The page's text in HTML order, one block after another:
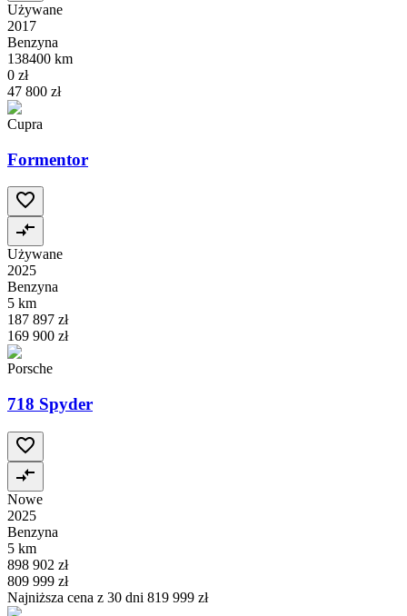
Używane
2017
Benzyna
138400 km
0 zł
47 800 zł
Cupra
Formentor
Używane
2025
Benzyna
5 km
187 897 zł
169 900 zł
Porsche
718 Spyder
Nowe
2025
Benzyna
5 km
898 902 zł
809 999 zł
Najniższa cena z 30 dni 819 999 zł